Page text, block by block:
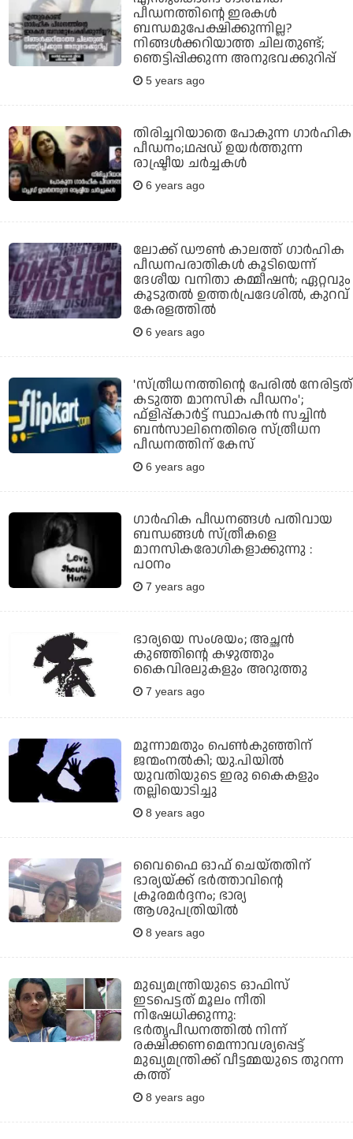
പീഡനത്തിന്റെ ഇരകള്‍
ബന്ധമുപേക്ഷിക്കുന്നില്ല?
നിങ്ങള്‍ക്കറിയാത്ത ചിലതുണ്ട്;
ഞെട്ടിപ്പിക്കുന്ന അനുഭവക്കുറിപ്പ്
5 years ago
തിരിച്ചറിയാതെ പോകുന്ന ഗാർഹിക
പീഡനം;ഥപ്പഡ് ഉയർത്തുന്ന
രാഷ്ട്രീയ ചർച്ചകൾ
6 years ago
ലോക്ക് ഡൗണ്‍ കാലത്ത് ഗാര്‍ഹിക
പീഡനപരാതികള്‍ കൂടിയെന്ന്
ദേശീയ വനിതാ കമ്മീഷന്‍; ഏറ്റവും
കൂടുതല്‍ ഉത്തര്‍പ്രദേശില്‍, കുറവ്
കേരളത്തില്‍
6 years ago
'സ്ത്രീധനത്തിന്റെ പേരില്‍ നേരിട്ടത്
കടുത്ത മാനസിക പീഡനം';
ഫ്‌ളിപ്പ്കാര്‍ട്ട് സ്ഥാപകന്‍ സച്ചിന്‍
ബന്‍സാലിനെതിരെ സ്ത്രീധന
പീഡനത്തിന് കേസ്
6 years ago
ഗാര്‍ഹിക പീഡനങ്ങള്‍ പതിവായ
ബന്ധങ്ങള്‍ സ്ത്രീകളെ
മാനസികരോഗികളാക്കുന്നു :
പഠനം
7 years ago
ഭാര്യയെ സംശയം; അച്ഛൻ
കുഞ്ഞിന്റെ കഴുത്തും
കൈവിരലുകളും അറുത്തു
7 years ago
മൂന്നാമതും പെണ്‍കുഞ്ഞിന്
ജന്മംനല്‍കി; യു.പിയില്‍
യുവതിയുടെ ഇരു കൈകളും
തല്ലിയൊടിച്ചു
8 years ago
വൈഫൈ ഓഫ് ചെയ്തതിന്
ഭാര്യയ്ക്ക് ഭര്‍ത്താവിന്റെ
ക്രൂരമര്‍ദ്ദനം; ഭാര്യ
ആശുപത്രിയില്‍
8 years ago
മുഖ്യമന്ത്രിയുടെ ഓഫിസ്
ഇടപെട്ടത് മൂലം നീതി
നിഷേധിക്കുന്നു:
ഭര്‍തൃപീഡനത്തില്‍ നിന്ന്
രക്ഷിക്കണമെന്നാവശ്യപ്പെട്ട്
മുഖ്യമന്ത്രിക്ക് വീട്ടമ്മയുടെ തുറന്ന
കത്ത്
8 years ago